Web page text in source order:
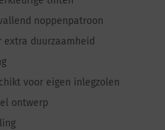
noppenpatroon
extra duurzaamheid
voor eigen inlegzolen
ontwerp